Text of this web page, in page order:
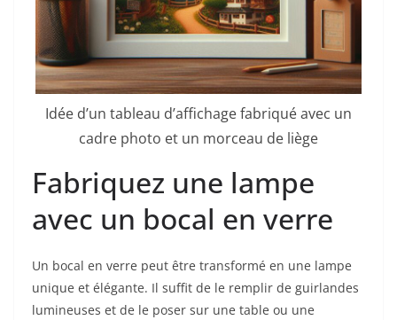
Idée d’un tableau d’affichage fabriqué avec un
cadre photo et un morceau de liège
Fabriquez une lampe
avec un bocal en verre
Un bocal en verre peut être transformé en une lampe
unique et élégante. Il suffit de le remplir de guirlandes
lumineuses et de le poser sur une table ou une